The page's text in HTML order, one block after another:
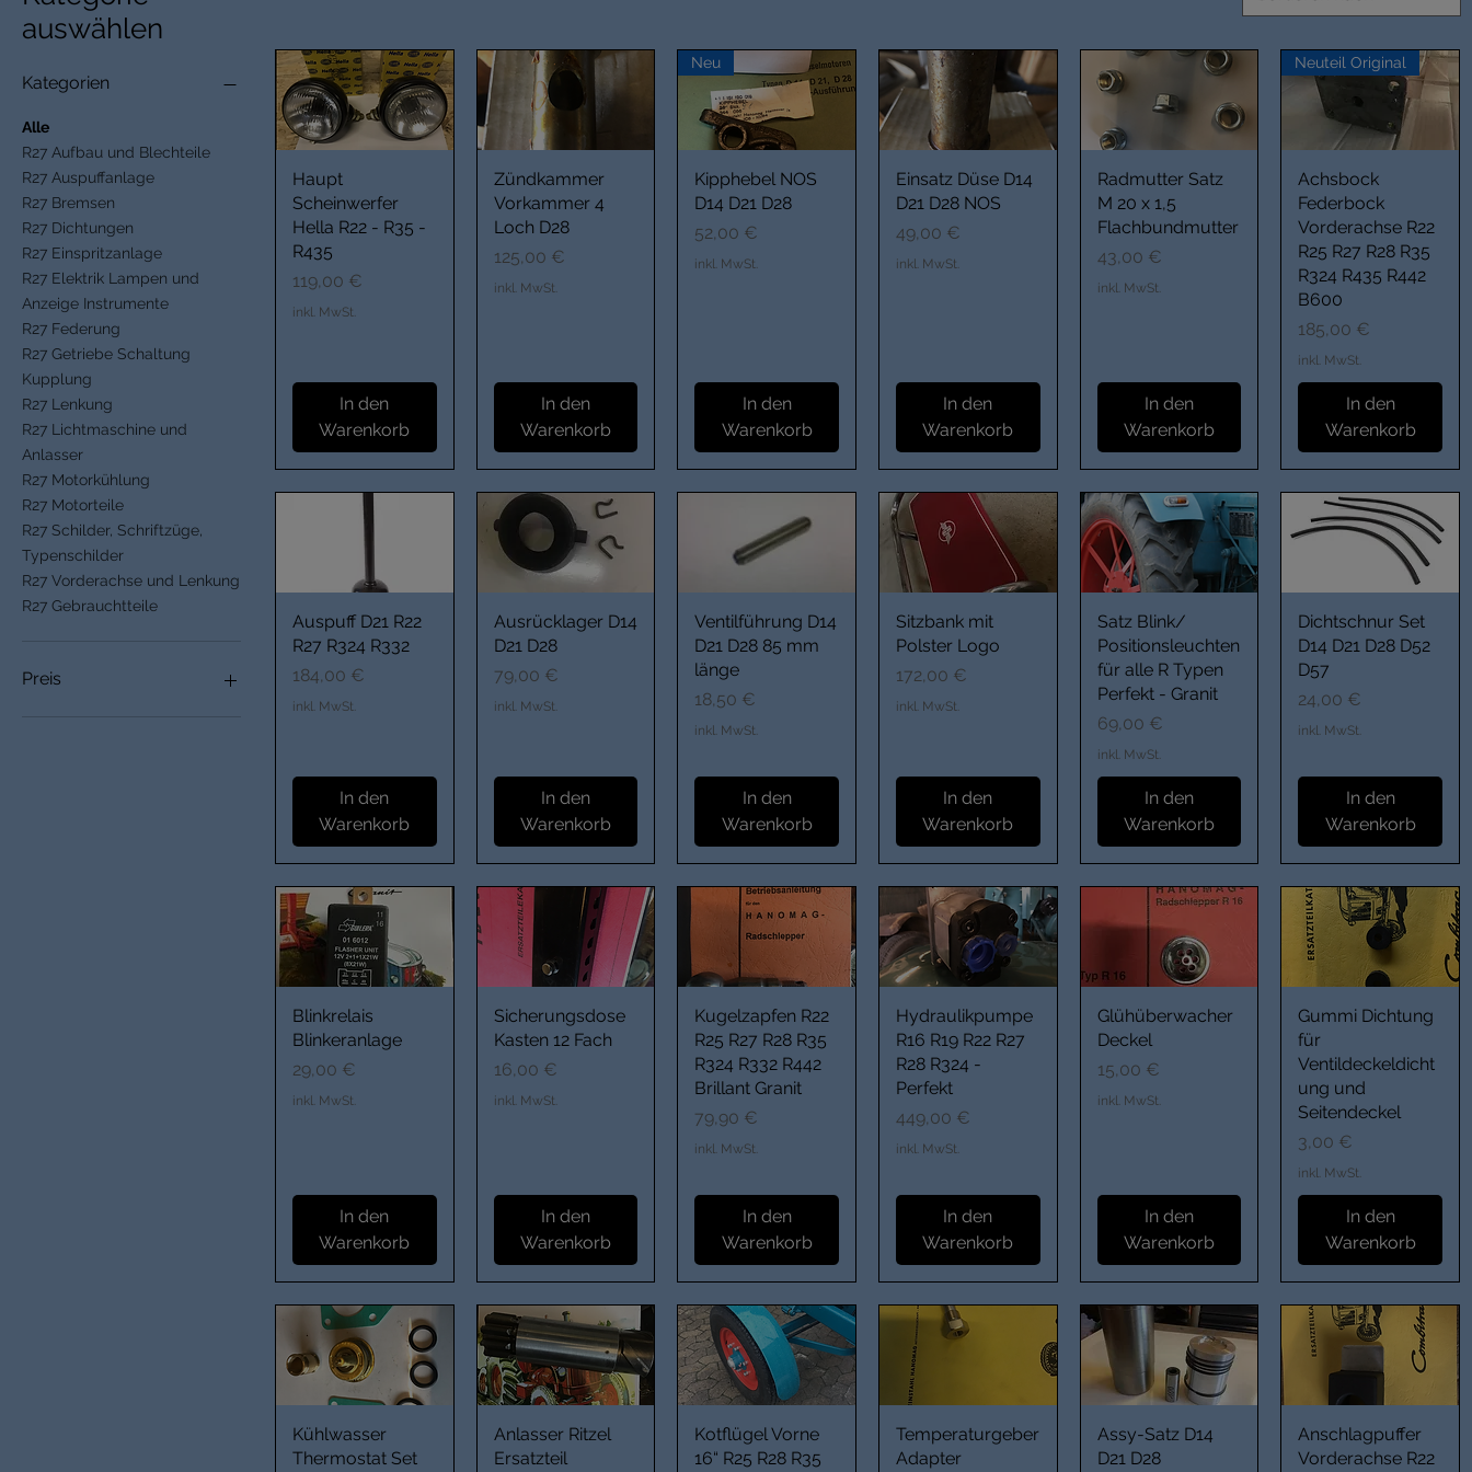
auswählen
Kategorien
Alle
R27 Aufbau und Blechteile
R27 Auspuffanlage
R27 Bremsen
R27 Dichtungen
R27 Einspritzanlage
R27 Elektrik Lampen und
Anzeige Instrumente
R27 Federung
R27 Getriebe Schaltung
Kupplung
R27 Lenkung
R27 Lichtmaschine und
Anlasser
R27 Motorkühlung
R27 Motorteile
R27 Schilder, Schriftzüge,
Typenschilder
R27 Vorderachse und Lenkung
R27 Gebrauchtteile
Preis
Haupt
Scheinwerfer
Hella R22 - R35 -
R435
Preis
119,00 €
inkl. MwSt.
In den
Warenkorb
Zündkammer
Vorkammer 4
Loch D28
Preis
125,00 €
inkl. MwSt.
In den
Warenkorb
Neu
Kipphebel NOS
D14 D21 D28
Preis
52,00 €
inkl. MwSt.
In den
Warenkorb
Einsatz Düse D14
D21 D28 NOS
Preis
49,00 €
inkl. MwSt.
In den
Warenkorb
Radmutter Satz
M 20 x 1,5
Flachbundmutter
Preis
43,00 €
inkl. MwSt.
In den
Warenkorb
Neuteil Original
Achsbock
Federbock
Vorderachse R22
R25 R27 R28 R35
R324 R435 R442
B600
Preis
185,00 €
inkl. MwSt.
In den
Warenkorb
Auspuff D21 R22
R27 R324 R332
Preis
184,00 €
inkl. MwSt.
In den
Warenkorb
Ausrücklager D14
D21 D28
Preis
79,00 €
inkl. MwSt.
In den
Warenkorb
Ventilführung D14
D21 D28 85 mm
länge
Preis
18,50 €
inkl. MwSt.
In den
Warenkorb
Sitzbank mit
Polster Logo
Preis
172,00 €
inkl. MwSt.
In den
Warenkorb
Satz Blink/
Positionsleuchten
für alle R Typen
Perfekt - Granit
Preis
69,00 €
inkl. MwSt.
In den
Warenkorb
Dichtschnur Set
D14 D21 D28 D52
D57
Preis
24,00 €
inkl. MwSt.
In den
Warenkorb
Blinkrelais
Blinkeranlage
Preis
29,00 €
inkl. MwSt.
In den
Warenkorb
Sicherungsdose
Kasten 12 Fach
Preis
16,00 €
inkl. MwSt.
In den
Warenkorb
Kugelzapfen R22
R25 R27 R28 R35
R324 R332 R442
Brillant Granit
Preis
79,90 €
inkl. MwSt.
In den
Warenkorb
Hydraulikpumpe
R16 R19 R22 R27
R28 R324 -
Perfekt
Preis
449,00 €
inkl. MwSt.
In den
Warenkorb
Glühüberwacher
Deckel
Preis
15,00 €
inkl. MwSt.
In den
Warenkorb
Gummi Dichtung
für
Ventildeckeldicht
ung und
Seitendeckel
Preis
3,00 €
inkl. MwSt.
In den
Warenkorb
Kühlwasser
Thermostat Set
Anlasser Ritzel
Ersatzteil
Kotflügel Vorne
16“ R25 R28 R35
Temperaturgeber
Adapter
Assy-Satz D14
D21 D28
Anschlagpuffer
Vorderachse R22